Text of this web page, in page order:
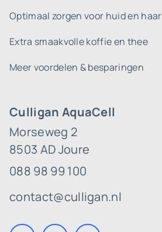
Culligan AquaCell
Morseweg 2
8503 AD Joure
088 98 99 100
contact@culligan.nl
Optimaal zorgen voor huid en haar
Extra smaakvolle koffie en thee
Meer voordelen & besparingen